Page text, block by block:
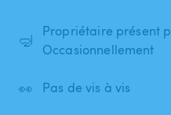
🤿
Propriétaire présent
Occasionnellement
👀 Pas de vis à vis